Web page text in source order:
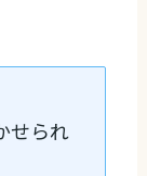
せられ